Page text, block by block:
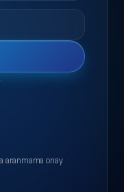
aranmama onay